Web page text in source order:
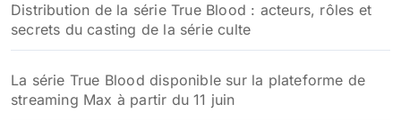
Distribution de la série True Blood : acteurs, rôles et
secrets du casting de la série culte
La série True Blood disponible sur la plateforme de
streaming Max à partir du 11 juin